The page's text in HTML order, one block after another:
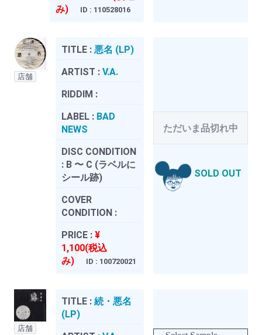
み)
ID : 110528016
店舗
TITLE : 悪名 (LP)
ARTIST : V.A.
RIDDIM :
LABEL : BAD
NEWS
DISC CONDITION
: B 〜 C (ラベルに
シール跡)
COVER
CONDITION :
PRICE : ¥
1,100(税込
み)
ID : 100720021
ただいま品切れ中
SOLD OUT
店舗
TITLE : 続・悪名
(LP)